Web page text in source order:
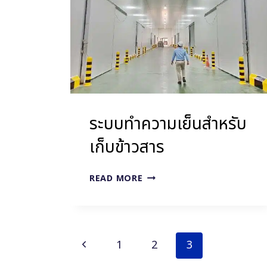
ระบบทำความเย็นสำหรับ
เก็บข้าวสาร
READ MORE ระบบ
ข้าวสาร
Page
Previous
1 2 3